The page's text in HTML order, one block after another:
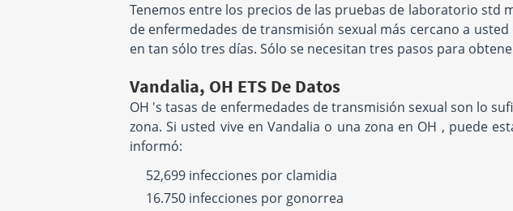
Tenemos entre los precios de las pruebas de laboratorio std
de enfermedades de transmisión sexual más cercano a
en tan sólo tres días. Sólo se necesitan tres pasos para
Vandalia, OH ETS De Datos
OH 's tasas de enfermedades de transmisión sexual son lo
zona. Si usted vive en Vandalia o una zona en OH , puede
informó:
52,699 infecciones por clamidia
16.750 infecciones por gonorrea